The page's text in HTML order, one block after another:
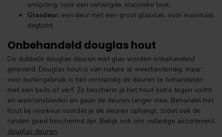
omlijsting, voor een verzorgde, klassieke look.
Glasdeur: een deur met een groot glasvlak, voor maximaal
daglicht.
Onbehandeld douglas hout
De dubbele douglas deuren met glas worden onbehandeld
geleverd. Douglas hout is van nature al weerbestendig, maar
voor buitengebruik is het verstandig de deuren te behandelen
met een beits of verf. Zo bescherm je het hout extra tegen vocht
en weersinvloeden en gaan de deuren langer mee. Behandel het
hout bij voorkeur voordat je de deuren ophangt, zodat ook de
randen goed beschermd zijn. Bekijk ook ons volledige assortiment
douglas deuren.